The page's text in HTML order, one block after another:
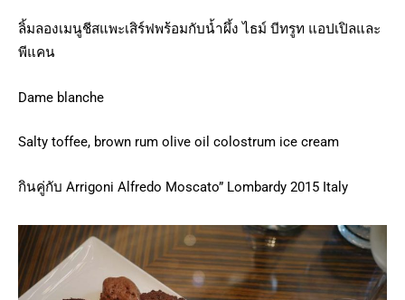
ลิ้มลองเมนูชีสแพะเสิร์ฟพร้อมกับน้ำผึ้ง ไธม์ บีทรูท แอปเปิลและ
พีแคน
Dame blanche
Salty toffee, brown rum olive oil colostrum ice cream
กินคู่กับ Arrigoni Alfredo Moscato” Lombardy 2015 Italy